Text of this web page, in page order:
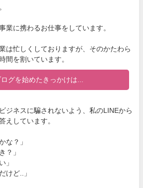
業に携わるお仕事をしています。
は忙しくしておりますが、そのかたわら
間を割いています。
グを始めたきっかけは...
ジネスに騙されないよう、私のLINEから
えしています。
な？」
？」
」
けど..」